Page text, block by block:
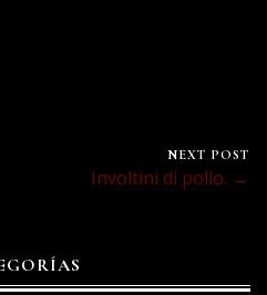
NEXT POST
Involtini di pollo. →